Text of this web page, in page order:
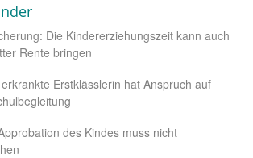
Die Kindererziehungszeit kann auch
Rente bringen
Erstklässlerin hat Anspruch auf
des Kindes muss nicht